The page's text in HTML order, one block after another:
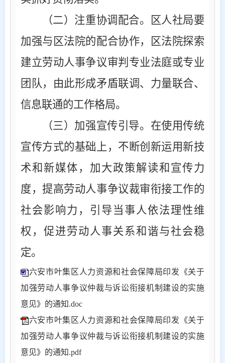
（二）注重协调配合。区人社局要
加强与区法院的配合协作，区法院探索
建立劳动人事争议审判专业法庭或专业
团队，由此形成矛盾联调、力量联合、
信息联通的工作格局。
（三）加强宣传引导。在使用传统
宣传方式的基础上，不断创新运用新技
术和新媒体，加大政策解读和宣传力
度，提高劳动人事争议裁审衔接工作的
社会影响力，引导当事人依法理性维
权，促进劳动人事关系和谐与社会稳
定。
六安市叶集区人力资源和社会保障局印发《关于
加强劳动人事争议仲裁与诉讼衔接机制建设的实施
意见》的通知.doc
六安市叶集区人力资源和社会保障局印发《关于
加强劳动人事争议仲裁与诉讼衔接机制建设的实施
意见》的通知.pdf